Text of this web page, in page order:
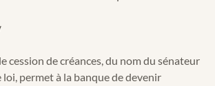
cession de créances, du nom du sénateur
loi, permet à la banque de devenir